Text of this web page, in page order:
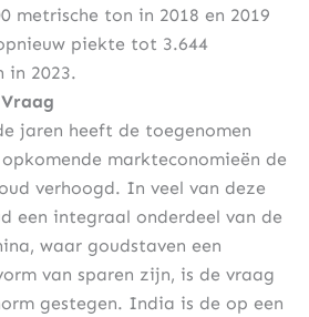
metrische ton in 2018 en 2019
piekte tot 3.644
in 2023.
jaren heeft de toegenomen
markteconomieën de
verhoogd. In veel van deze
een integraal onderdeel van de
waar goudstaven een
van sparen zijn, is de vraag
gestegen. India is de op een